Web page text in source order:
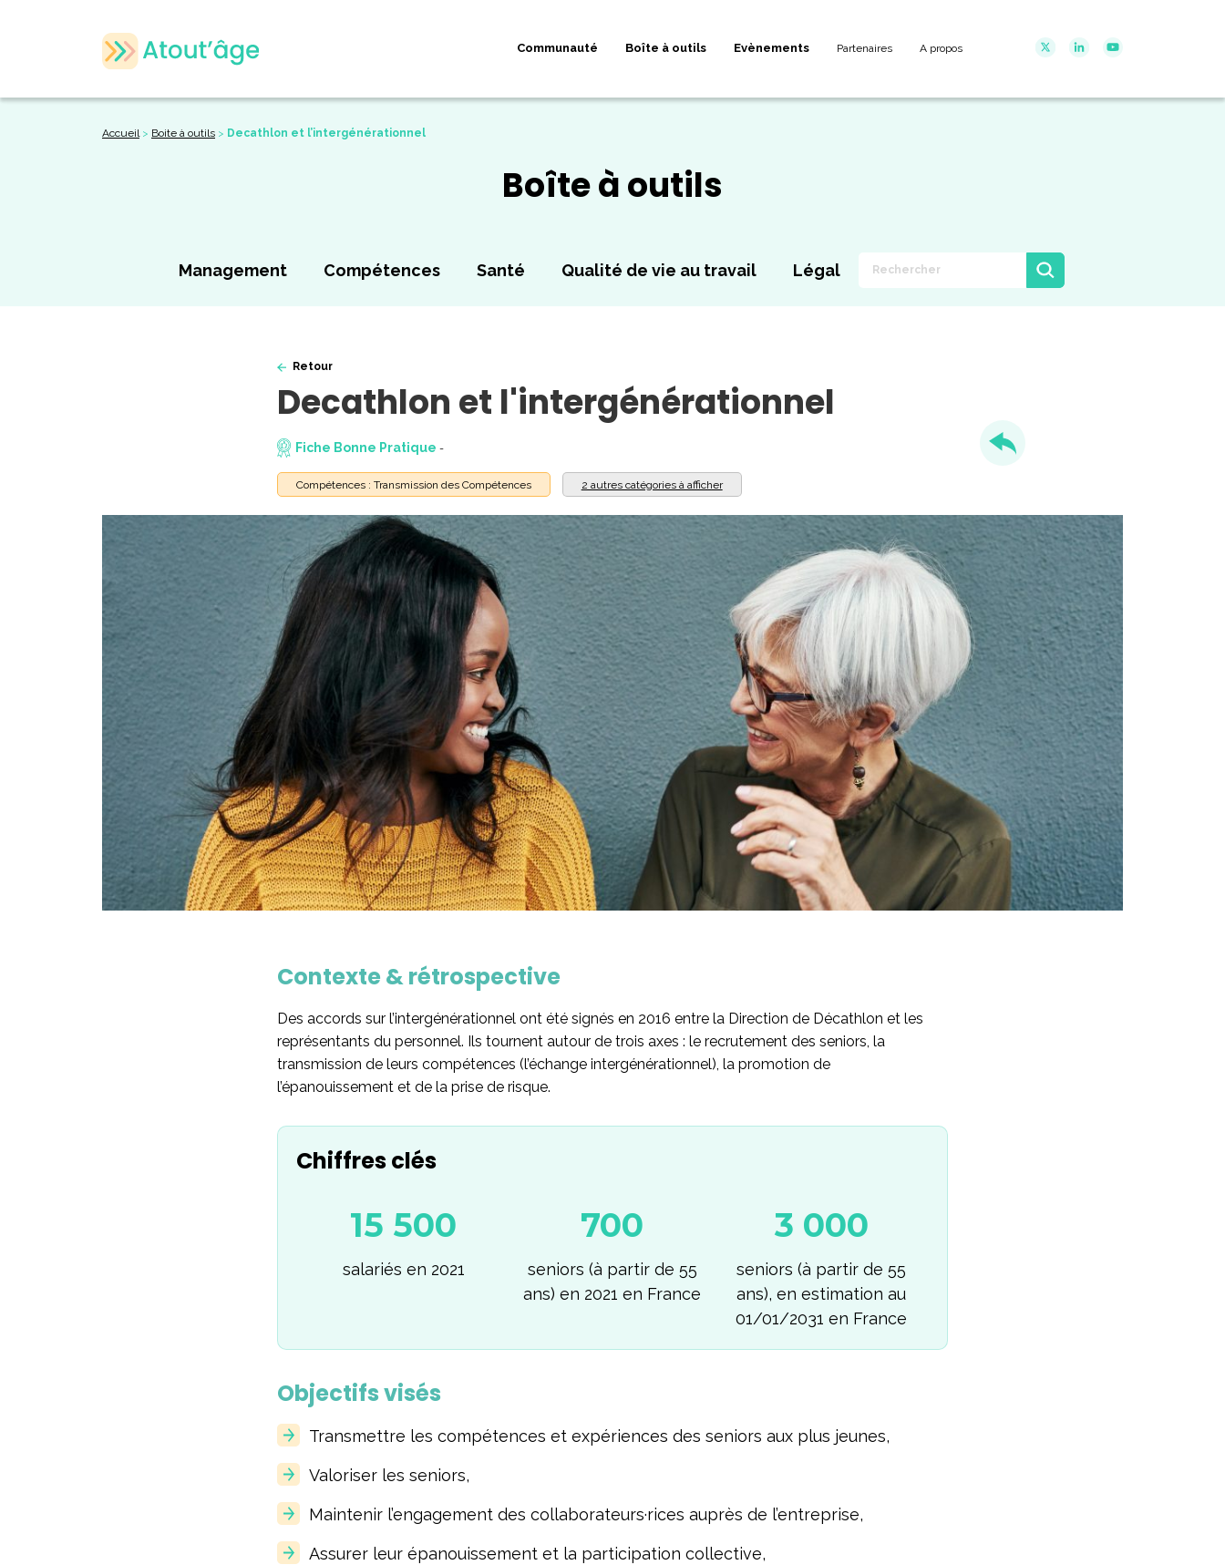
Communauté Boîte à outils Evènements Partenaires A propos
Accueil> Boite à outils > Decathlon et l’intergénérationnel
Boîte à outils
Management Compétences Santé Qualité de vie au travail Légal
Retour
Decathlon et l'intergénérationnel
Fiche Bonne Pratique -
Compétences : Transmission des Compétences 2 autres catégories à afficher
Contexte & rétrospective
Des accords sur l’intergénérationnel ont été signés en 2016 entre la Direction de Décathlon et les
représentants du personnel. Ils tournent autour de trois axes : le recrutement des seniors, la
transmission de leurs compétences (l’échange intergénérationnel), la promotion de
l’épanouissement et de la prise de risque.
Chiffres clés
15 500
salariés en 2021
700
seniors (à partir de 55
ans) en 2021 en France
3 000
seniors (à partir de 55
ans), en estimation au
01/01/2031 en France
Objectifs visés
Transmettre les compétences et expériences des seniors aux plus jeunes,
Valoriser les seniors,
Maintenir l’engagement des collaborateurs·rices auprès de l’entreprise,
Assurer leur épanouissement et la participation collective,